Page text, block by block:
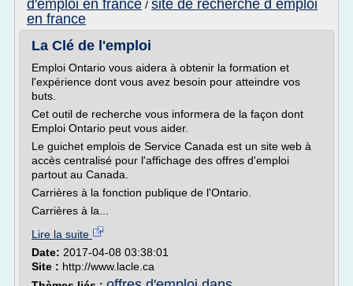
d'emploi en france / site de recherche d emploi
en france
La Clé de l'emploi
Emploi Ontario vous aidera à obtenir la formation et
l'expérience dont vous avez besoin pour atteindre vos
buts.
Cet outil de recherche vous informera de la façon dont
Emploi Ontario peut vous aider.
Le guichet emplois de Service Canada est un site web à
accès centralisé pour l'affichage des offres d'emploi
partout au Canada.
Carrières à la fonction publique de l'Ontario.
Carrières à la...
Lire la suite
Date: 2017-04-08 03:38:01
Site : http://www.lacle.ca